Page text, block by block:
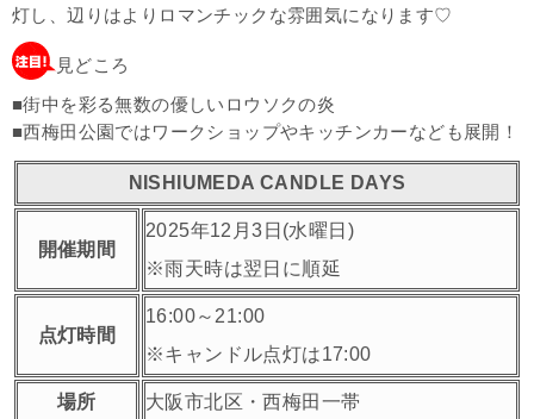
灯し、辺りはよりロマンチックな雰囲気になります♡
見どころ
■街中を彩る無数の優しいロウソクの炎
■西梅田公園ではワークショップやキッチンカーなども展開！
NISHIUMEDA CANDLE DAYS
開催期間
2025年12月3日(水曜日)
※雨天時は翌日に順延
点灯時間
16:00～21:00
※キャンドル点灯は17:00
場所 大阪市北区・西梅田一帯